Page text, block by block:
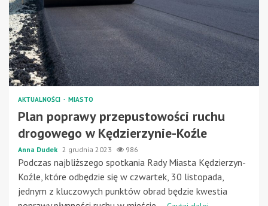
AKTUALNOŚCI MIASTO
Plan poprawy przepustowości ruchu
drogowego w Kędzierzynie-Koźle
Anna Dudek 2 grudnia 2023 986
Podczas najbliższego spotkania Rady Miasta Kędzierzyn-
Koźle, które odbędzie się w czwartek, 30 listopada,
jednym z kluczowych punktów obrad będzie kwestia